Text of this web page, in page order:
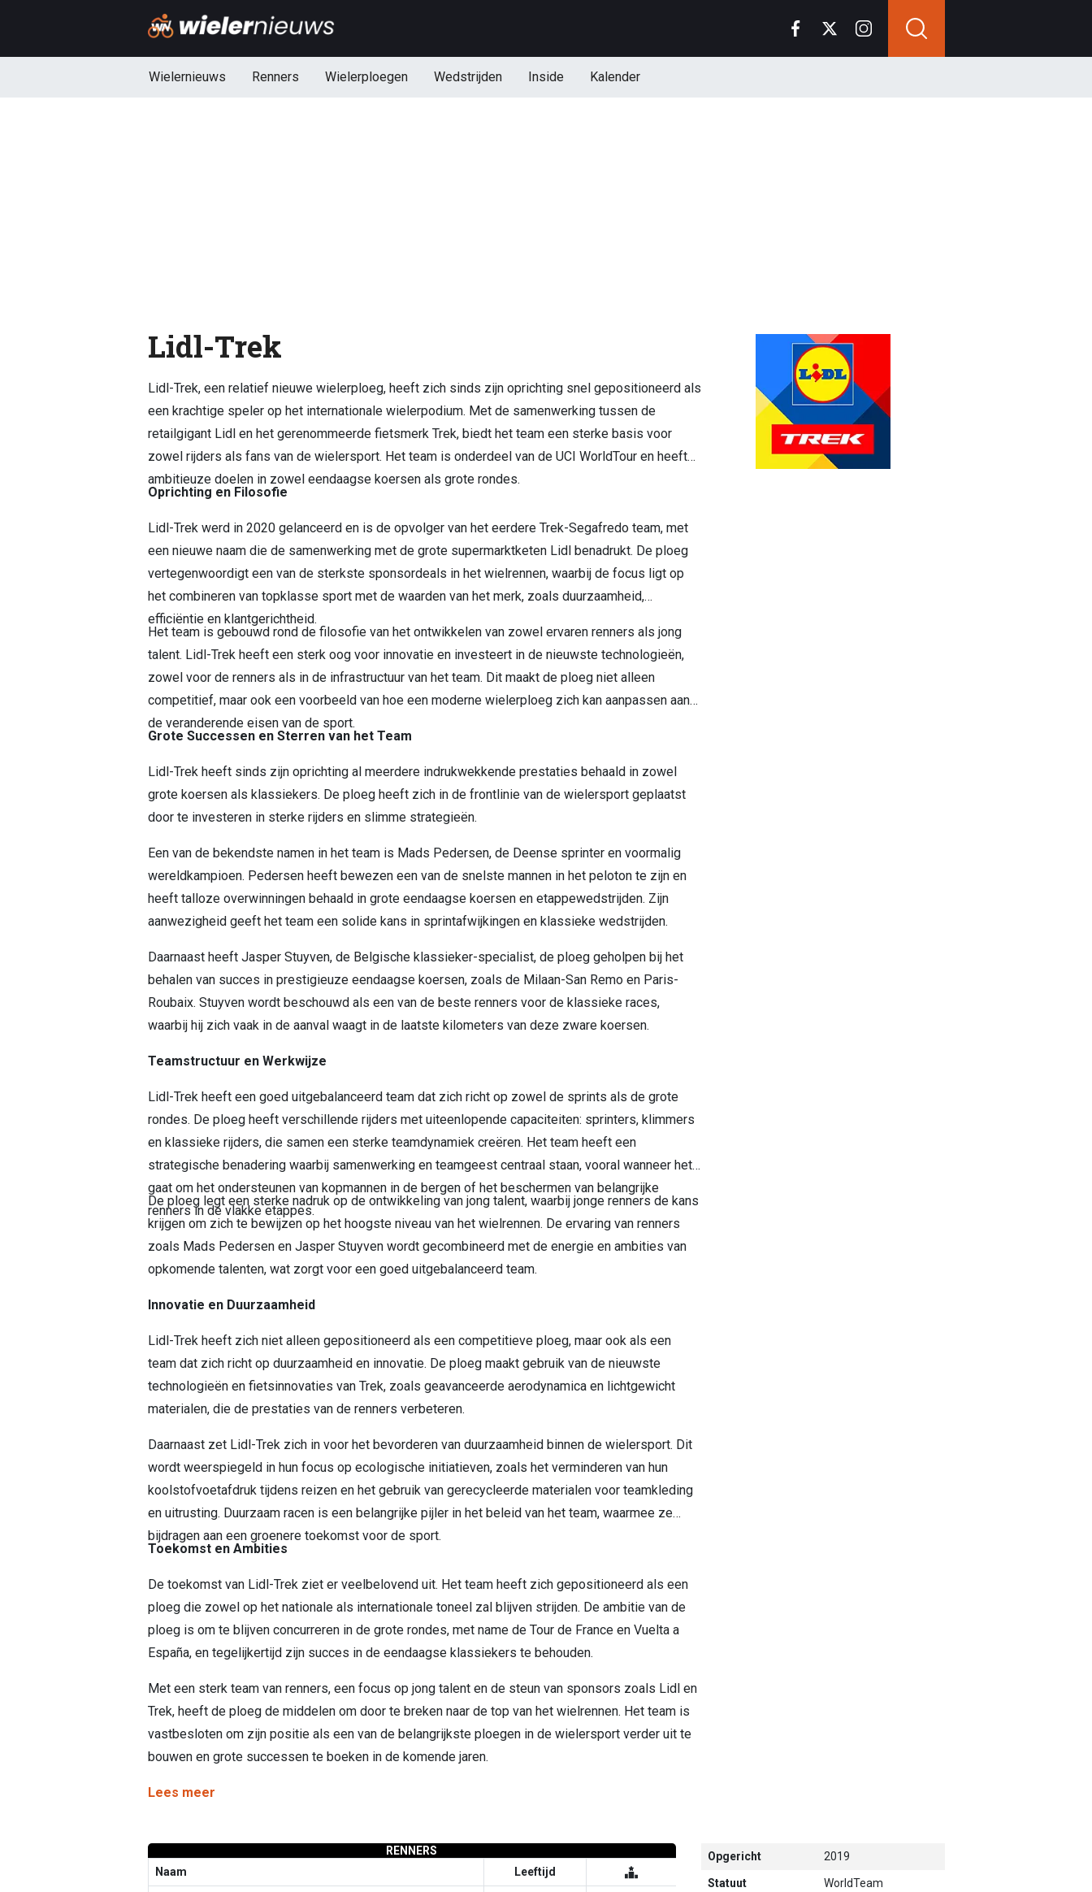
Wielernieuws Renners Wielerploegen Wedstrijden Inside Kalender
Lidl-Trek
Lidl-Trek, een relatief nieuwe wielerploeg, heeft zich sinds zijn oprichting snel gepositioneerd als
een krachtige speler op het internationale wielerpodium. Met de samenwerking tussen de
retailgigant Lidl en het gerenommeerde fietsmerk Trek, biedt het team een sterke basis voor
zowel rijders als fans van de wielersport. Het team is onderdeel van de UCI WorldTour en heeft
ambitieuze doelen in zowel eendaagse koersen als grote rondes.
Oprichting en Filosofie
Lidl-Trek werd in 2020 gelanceerd en is de opvolger van het eerdere Trek-Segafredo team, met
een nieuwe naam die de samenwerking met de grote supermarktketen Lidl benadrukt. De ploeg
vertegenwoordigt een van de sterkste sponsordeals in het wielrennen, waarbij de focus ligt op
het combineren van topklasse sport met de waarden van het merk, zoals duurzaamheid,
efficiëntie en klantgerichtheid.
Het team is gebouwd rond de filosofie van het ontwikkelen van zowel ervaren renners als jong
talent. Lidl-Trek heeft een sterk oog voor innovatie en investeert in de nieuwste technologieën,
zowel voor de renners als in de infrastructuur van het team. Dit maakt de ploeg niet alleen
competitief, maar ook een voorbeeld van hoe een moderne wielerploeg zich kan aanpassen aan
de veranderende eisen van de sport.
Grote Successen en Sterren van het Team
Lidl-Trek heeft sinds zijn oprichting al meerdere indrukwekkende prestaties behaald in zowel
grote koersen als klassiekers. De ploeg heeft zich in de frontlinie van de wielersport geplaatst
door te investeren in sterke rijders en slimme strategieën.
Een van de bekendste namen in het team is Mads Pedersen, de Deense sprinter en voormalig
wereldkampioen. Pedersen heeft bewezen een van de snelste mannen in het peloton te zijn en
heeft talloze overwinningen behaald in grote eendaagse koersen en etappewedstrijden. Zijn
aanwezigheid geeft het team een solide kans in sprintafwijkingen en klassieke wedstrijden.
Daarnaast heeft Jasper Stuyven, de Belgische klassieker-specialist, de ploeg geholpen bij het
behalen van succes in prestigieuze eendaagse koersen, zoals de Milaan-San Remo en Paris-
Roubaix. Stuyven wordt beschouwd als een van de beste renners voor de klassieke races,
waarbij hij zich vaak in de aanval waagt in de laatste kilometers van deze zware koersen.
Teamstructuur en Werkwijze
Lidl-Trek heeft een goed uitgebalanceerd team dat zich richt op zowel de sprints als de grote
rondes. De ploeg heeft verschillende rijders met uiteenlopende capaciteiten: sprinters, klimmers
en klassieke rijders, die samen een sterke teamdynamiek creëren. Het team heeft een
strategische benadering waarbij samenwerking en teamgeest centraal staan, vooral wanneer het
gaat om het ondersteunen van kopmannen in de bergen of het beschermen van belangrijke
renners in de vlakke etappes.
De ploeg legt een sterke nadruk op de ontwikkeling van jong talent, waarbij jonge renners de kans
krijgen om zich te bewijzen op het hoogste niveau van het wielrennen. De ervaring van renners
zoals Mads Pedersen en Jasper Stuyven wordt gecombineerd met de energie en ambities van
opkomende talenten, wat zorgt voor een goed uitgebalanceerd team.
Innovatie en Duurzaamheid
Lidl-Trek heeft zich niet alleen gepositioneerd als een competitieve ploeg, maar ook als een
team dat zich richt op duurzaamheid en innovatie. De ploeg maakt gebruik van de nieuwste
technologieën en fietsinnovaties van Trek, zoals geavanceerde aerodynamica en lichtgewicht
materialen, die de prestaties van de renners verbeteren.
Daarnaast zet Lidl-Trek zich in voor het bevorderen van duurzaamheid binnen de wielersport. Dit
wordt weerspiegeld in hun focus op ecologische initiatieven, zoals het verminderen van hun
koolstofvoetafdruk tijdens reizen en het gebruik van gerecycleerde materialen voor teamkleding
en uitrusting. Duurzaam racen is een belangrijke pijler in het beleid van het team, waarmee ze
bijdragen aan een groenere toekomst voor de sport.
Toekomst en Ambities
De toekomst van Lidl-Trek ziet er veelbelovend uit. Het team heeft zich gepositioneerd als een
ploeg die zowel op het nationale als internationale toneel zal blijven strijden. De ambitie van de
ploeg is om te blijven concurreren in de grote rondes, met name de Tour de France en Vuelta a
España, en tegelijkertijd zijn succes in de eendaagse klassiekers te behouden.
Met een sterk team van renners, een focus op jong talent en de steun van sponsors zoals Lidl en
Trek, heeft de ploeg de middelen om door te breken naar de top van het wielrennen. Het team is
vastbesloten om zijn positie als een van de belangrijkste ploegen in de wielersport verder uit te
bouwen en grote successen te boeken in de komende jaren.
Lees meer
RENNERS
Naam Leeftijd
Opgericht 2019
Statuut WorldTeam